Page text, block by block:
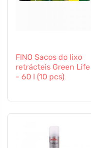
FINO Sacos do lixo
retrácteis Green Life
- 60 l (10 pcs)